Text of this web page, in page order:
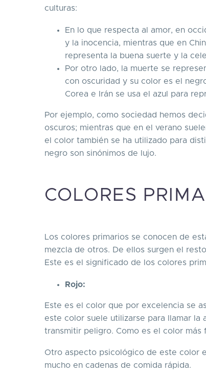
culturas:
En lo que respecta al amor, en
y la inocencia, mientras que en
representa la buena suerte y la
Por otro lado, la muerte se
con oscuridad y su color es el
Corea e Irán se usa el azul para
Por ejemplo, como sociedad hemos
oscuros; mientras que en el verano
el color también se ha utilizado para
negro son sinónimos de lujo.
COLORES
Los colores primarios se conocen de
mezcla de otros. De ellos surgen el
Este es el significado de los colores
Rojo:
Este es el color que por excelencia se
este color suele utilizarse para llamar la
transmitir peligro. Como es el color
Otro aspecto psicológico de este color
mucho en cadenas de comida rápida.